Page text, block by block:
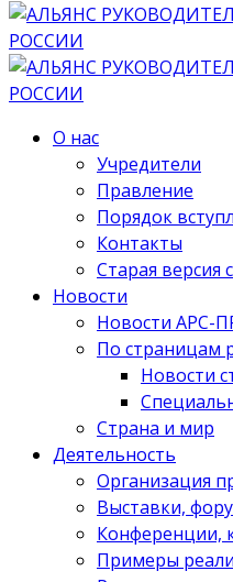
О нас
Учредители
Правление
Порядок
Контакты
Старая версия
Новости
Новости АРС-
По страницам
Новости
Страна и мир
Деятельность
Организация
Выставки,
Конференции,
Примеры